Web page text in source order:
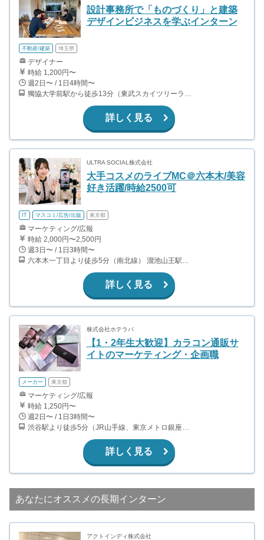
設計事務所で「ものづくり」と建築
デザインビジネスを学ぶインターン
不動産/建築 埼玉県
デザイナー
時給 1,200円〜
週2日〜 / 1日4時間〜
獨協大学前駅から徒歩13分（東武スカイツリーライン、東武伊勢崎線、東武日光線、鬼怒川線）
詳しく見る
ULTRA SOCIAL株式会社
大手コスメのライブMC＠六本木/美容
好き活躍/時給2500可
IT マスコミ/広告/出版 東京都
マーケティング/広報
時給 2,000円〜2,500円
週3日〜 / 1日3時間〜
六本木一丁目より徒歩5分（南北線） 溜池山王駅より徒歩10分（銀座線） 六本木駅より徒歩12分（日比谷線）
詳しく見る
株式会社ホテラバ
【1・2年生大歓迎】カラコン通販サ
イトのマーケティング・企画職
メーカー 東京都
マーケティング/広報
時給 1,250円〜
週2日〜 / 1日3時間〜
渋谷駅より徒歩5分（JR山手線、東京メトロ銀座・半蔵門・副都心線）
詳しく見る
あなたにオススメの長期インターン
アクトインディ株式会社